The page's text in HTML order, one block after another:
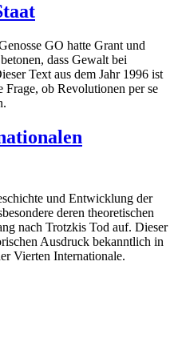
GO hatte Grant und
dass Gewalt bei
Text aus dem Jahr 1996 ist
Frage, ob Revolutionen per se
und Entwicklung der
deren theoretischen
nach Trotzkis Tod auf. Dieser
Ausdruck bekanntlich in
Vierten Internationale.